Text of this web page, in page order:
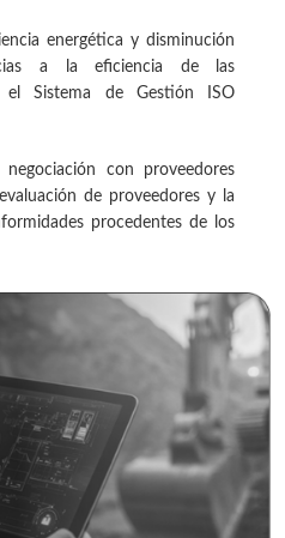
energética y disminución
a la eficiencia de las
el Sistema de Gestión ISO
con proveedores
de proveedores y la
procedentes de los